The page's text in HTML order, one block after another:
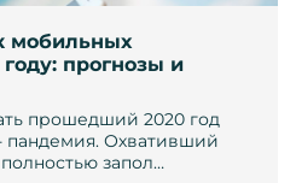
мобильных
прогнозы и
прошедший 2020 год
Охвативший
запол…